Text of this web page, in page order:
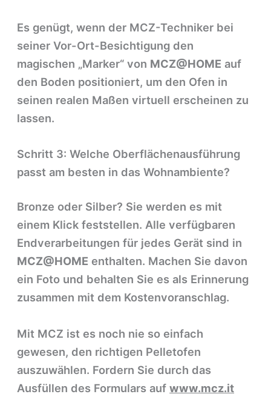
Es genügt, wenn der MCZ-Techniker bei
seiner Vor-Ort-Besichtigung den
magischen „Marker“ von MCZ@HOME auf
den Boden positioniert, um den Ofen in
seinen realen Maßen virtuell erscheinen zu
lassen.
Schritt 3: Welche Oberflächenausführung
passt am besten in das Wohnambiente?
Bronze oder Silber? Sie werden es mit
einem Klick feststellen. Alle verfügbaren
Endverarbeitungen für jedes Gerät sind in
MCZ@HOME enthalten. Machen Sie davon
ein Foto und behalten Sie es als Erinnerung
zusammen mit dem Kostenvoranschlag.
Mit MCZ ist es noch nie so einfach
gewesen, den richtigen Pelletofen
auszuwählen. Fordern Sie durch das
Ausfüllen des Formulars aufwww.mcz.it